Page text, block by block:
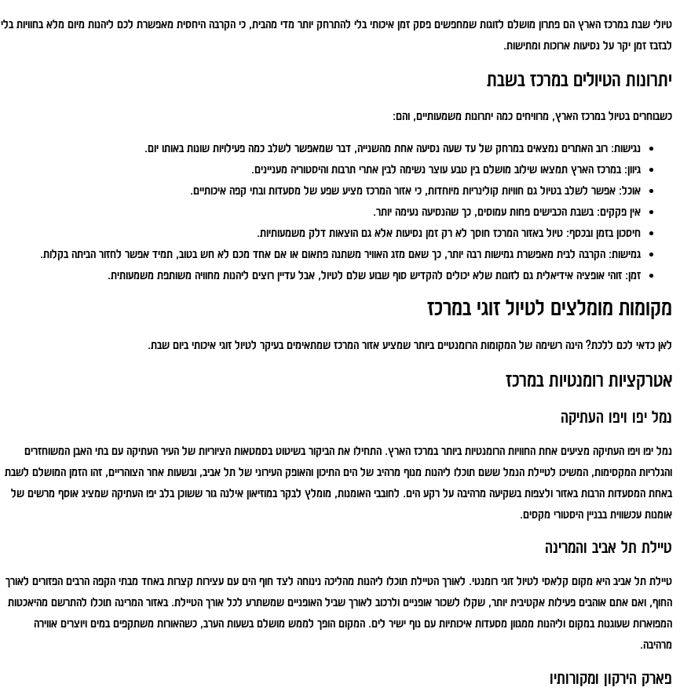
טיולי שבת במרכז הארץ הם פתרון מושלם לזוגות שמחפשים פסק זמן איכותי בלי להתרחק יותר מדי מהבית, כי הקרבה היחסית מאפשרת לכם ליהנות מיום מלא בחוויות בלי
לבזבז זמן יקר על נסיעות ארוכות ומתישות.
יתרונות הטיולים במרכז בשבת
כשבוחרים בטיול במרכז הארץ, מרוויחים כמה יתרונות משמעותיים, והם:
נגישות: רוב האתרים נמצאים במרחק של עד שעה נסיעה אחת מהשנייה, דבר שמאפשר לשלב כמה פעילויות שונות באותו יום.
גיוון: במרכז הארץ תמצאו שילוב מושלם בין טבע עוצר נשימה לבין אתרי תרבות והיסטוריה מעניינים.
אוכל: אפשר לשלב בטיול גם חוויות קולינריות מיוחדות, כי אזור המרכז מציע שפע של מסעדות ובתי קפה איכותיים.
אין פקקים: בשבת הכבישים פחות עמוסים, כך שהנסיעה נעימה יותר.
חיסכון בזמן ובכסף: טיול באזור המרכז חוסך לא רק זמן נסיעות אלא גם הוצאות דלק משמעותיות.
גמישות: הקרבה לבית מאפשרת גמישות רבה יותר, כך שאם מזג האוויר משתנה פתאום או אם אחד מכם לא חש בטוב, תמיד אפשר לחזור הביתה בקלות.
זמן: זוהי אופציה אידיאלית גם לזוגות שלא יכולים להקדיש סוף שבוע שלם לטיול, אבל עדיין רוצים ליהנות מחוויה משותפת משמעותית.
מקומות מומלצים לטיול זוגי במרכז
לאן כדאי לכם ללכת? הינה רשימה של המקומות הרומנטיים ביותר שמציע אזור המרכז שמתאימים בעיקר לטיול זוגי איכותי ביום שבת.
אטרקציות רומנטיות במרכז
נמל יפו ויפו העתיקה
נמל יפו ויפו העתיקה מציעים אחת החוויות הרומנטיות ביותר במרכז הארץ. התחילו את הביקור בשיטוט בסמטאות הציוריות של העיר העתיקה עם בתי האבן המשוחזרים
והגלריות המקסימות, המשיכו לטיילת הנמל ששם תוכלו ליהנות מנוף מרהיב של הים התיכון והאופק העירוני של תל אביב, ובשעות אחר הצוהריים, זהו הזמן המושלם לשבת
באחת המסעדות הרבות באזור ולצפות בשקיעה מרהיבה על רקע הים. לחובבי האומנות, מומלץ לבקר במוזיאון אילנה גור ששוכן בלב יפו העתיקה שמציג אוסף מרשים של
אומנות עכשווית בבניין היסטורי מקסים.
טיילת תל אביב והמרינה
טיילת תל אביב היא מקום קלאסי לטיול זוגי רומנטי. לאורך הטיילת תוכלו ליהנות מהליכה נינוחה לצד חוף הים עם עצירות קצרות באחד מבתי הקפה הרבים הפזורים לאורך
החוף, ואם אתם אוהבים פעילות אקטיבית יותר, שקלו לשכור אופניים ולרכוב לאורך שביל האופניים שמשתרע לכל אורך הטיילת. באזור המרינה תוכלו להתרשם מהיאכטות
המפוארות שעוגנות במקום וליהנות ממגוון מסעדות איכותיות עם נוף ישיר לים. המקום הופך לממש מושלם בשעות הערב, כשהאורות משתקפים במים ויוצרים אווירה
מרהיבה.
פארק הירקון ומקורותיו